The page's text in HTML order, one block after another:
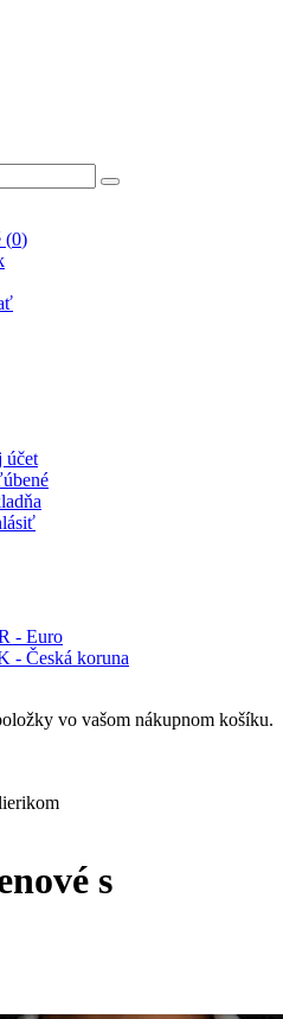
(0)
účet
- Euro
- Česká koruna
vo vašom nákupnom košíku.
s